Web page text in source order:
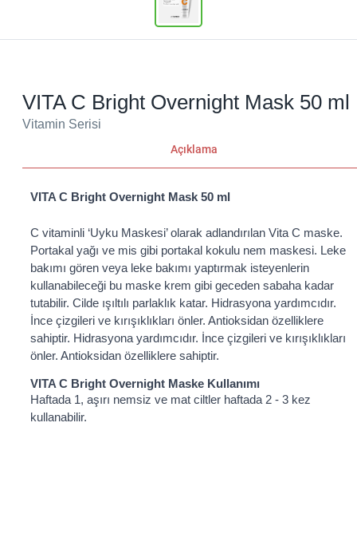
VITA C Bright Overnight Mask 50 ml
Vitamin Serisi
Açıklama
VITA C Bright Overnight Mask 50 ml
C vitaminli ‘Uyku Maskesi’ olarak adlandırılan Vita C maske.
Portakal yağı ve mis gibi portakal kokulu nem maskesi. Leke
bakımı gören veya leke bakımı yaptırmak isteyenlerin
kullanabileceği bu maske krem gibi geceden sabaha kadar
tutabilir. Cilde ışıltılı parlaklık katar. Hidrasyona yardımcıdır.
İnce çizgileri ve kırışıklıkları önler. Antioksidan özelliklere
sahiptir. Hidrasyona yardımcıdır. İnce çizgileri ve kırışıklıkları
önler. Antioksidan özelliklere sahiptir.
VITA C Bright Overnight Maske Kullanımı
Haftada 1, aşırı nemsiz ve mat ciltler haftada 2 - 3 kez
kullanabilir.